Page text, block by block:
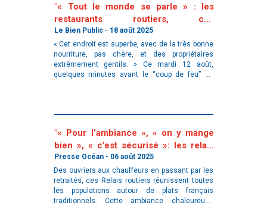
"« Tout le monde se parle » : les
restaurants routiers, ces
établissements « qu’il faut sauver »"
Le Bien Public - 18 août 2025
« Cet endroit est superbe, avec de la très bonne
nourriture, pas chère, et des propriétaires
extrêmement gentils. » Ce mardi 12 août,
quelques minutes avant le “coup de feu” de
"« Pour l’ambiance », « on y mange
bien », « c’est sécurisé »: les relais
routiers ont su les séduire"
Presse Océan - 06 août 2025
Des ouvriers aux chauffeurs en passant par les
retraités, ces Relais routiers réunissent toutes
les populations autour de plats français
traditionnels. Cette ambiance chaleureuse